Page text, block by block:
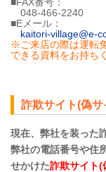
048-466-2240
■Eメール：
kaitori-village@e-
※ご来店の際は運転
できる資料をお持ち
詐欺サイト(偽
現在、弊社を装った
弊社の電話番号や住
せかけた詐欺サイト(